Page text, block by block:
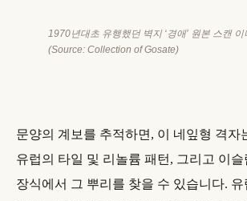
1970년대초 유행했던 벽지 ‘경애’ 원본 스캔 이
(Source: Collection of Gosate)
문양의 계보를 추적하면, 이 네잎형 격자
유럽의 타일 및 리놀륨 패턴, 그리고 이
장식에서 그 뿌리를 찾을 수 있습니다.